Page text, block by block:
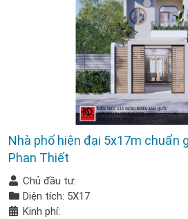
Nhà phố hiện đại 5x17m chuẩn
Phan Thiết
Chủ đầu tư:
Diện tích: 5X17
Kinh phí: